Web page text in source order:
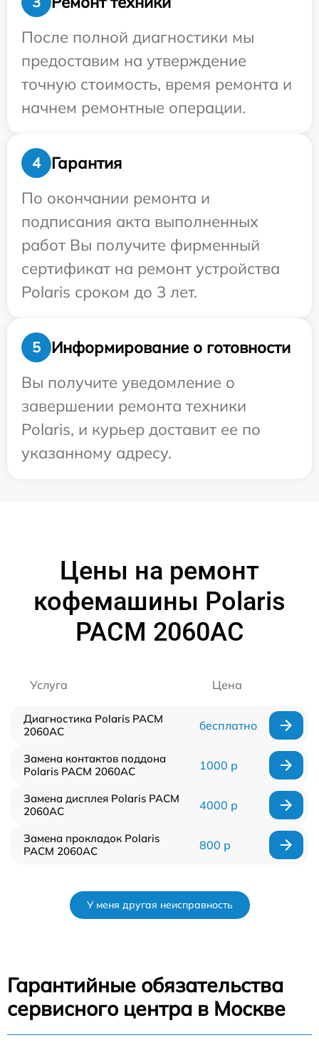
После полной диагностики мы
предоставим на утверждение
точную стоимость, время ремонта и
начнем ремонтные операции.
4
Гарантия
По окончании ремонта и
подписания акта выполненных
работ Вы получите фирменный
сертификат на ремонт устройства
Polaris сроком до 3 лет.
5
Информирование о готовности
Вы получите уведомление о
завершении ремонта техники
Polaris, и курьер доставит ее по
указанному адресу.
Цены на ремонт
кофемашины Polaris
PACM 2060AC
Услуга Цена
Диагностика Polaris PACM
2060AC
бесплатно
Замена контактов поддона
Polaris PACM 2060AC
1000 р
Замена дисплея Polaris PACM
2060AC
4000 р
Замена прокладок Polaris
PACM 2060AC
800 р
У меня другая неисправность
Гарантийные обязательства
сервисного центра в Москве